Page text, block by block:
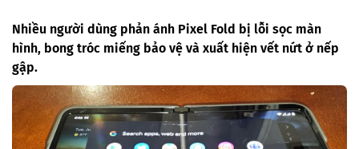
Nhiều người dùng phản ánh Pixel Fold bị lỗi sọc màn
hình, bong tróc miếng bảo vệ và xuất hiện vết nứt ở nếp
gập.